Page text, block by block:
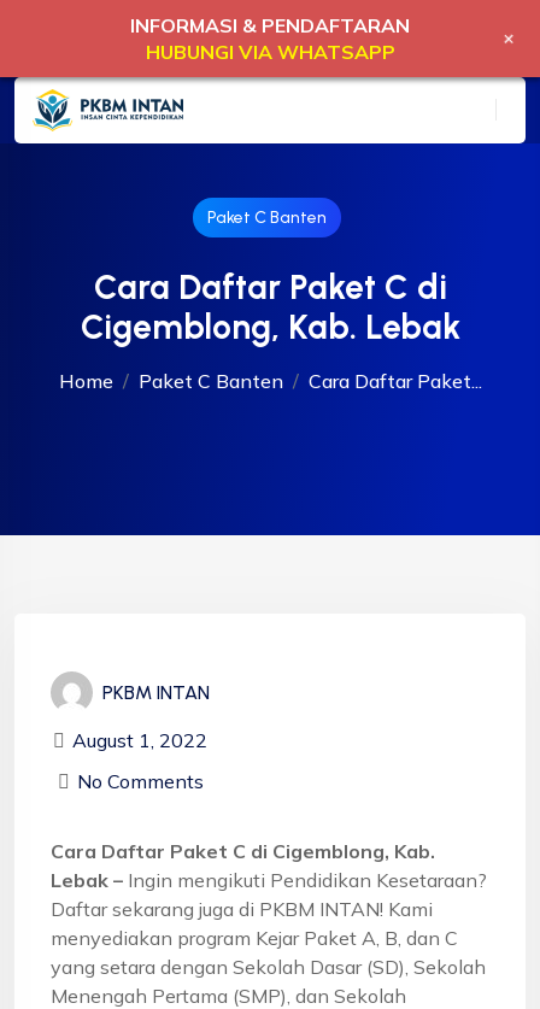
Paket C Banten
Cara Daftar Paket C di
Cigemblong, Kab. Lebak
Home Paket C Banten Cara Daftar Paket...
PKBM INTAN
August 1, 2022
No Comments
Cara Daftar Paket C di Cigemblong, Kab.
Lebak – Ingin mengikuti Pendidikan Kesetaraan?
Daftar sekarang juga di PKBM INTAN! Kami
menyediakan program Kejar Paket A, B, dan C
yang setara dengan Sekolah Dasar (SD), Sekolah
Menengah Pertama (SMP), dan Sekolah
INFORMASI & PENDAFTARAN
HUBUNGI VIA WHATSAPP
+